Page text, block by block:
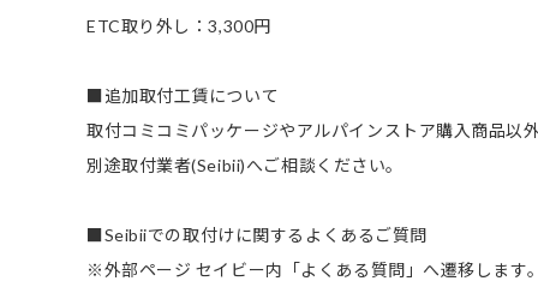
ETC取り外し：3,300円
■追加取付工賃について
取付コミコミパッケージやアルパインストア購入商品以
別途取付業者(Seibii)へご相談ください。
■Seibiiでの取付けに関するよくあるご質問
※外部ページ セイビー内「よくある質問」へ遷移します。